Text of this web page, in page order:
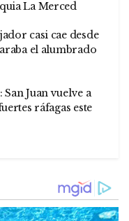
La Merced
casi cae desde
el alumbrado
Juan vuelve a
ráfagas este